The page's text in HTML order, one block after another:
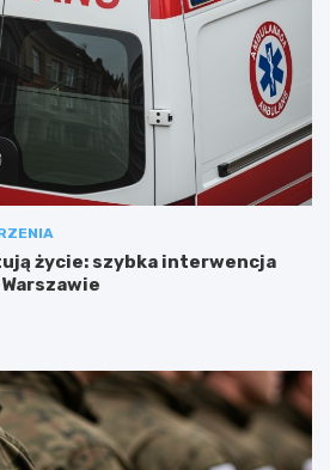
życie: szybka interwencja